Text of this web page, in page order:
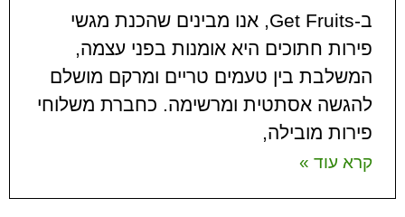
ב-Get Fruits, אנו מבינים שהכנת מגשי
פירות חתוכים היא אומנות בפני עצמה,
המשלבת בין טעמים טריים ומרקם מושלם
להגשה אסתטית ומרשימה. כחברת משלוחי
פירות מובילה,
קרא עוד »